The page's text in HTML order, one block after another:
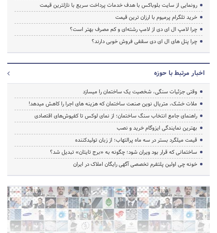
رونمایی از سایت بلوباکس با هدف خدمات پرداخت سریع با نازلترین قیمت
خرید تلگرام پرمیوم با ارزان ترین قیمت
چرا لامپ ال ای دی از لامپ رشته‌ای و کم مصرف بهتر است؟
چرا پنل های ال ای دی سقفی فروش خوبی دارند؟
اخبار مرتبط با حوزه
وقتی جزئیات سنگی، شخصیت یک ساختمان را میسازد
ملات خشک، متریال نوین صنعت ساختمان که هزینه‌ های اجرا را کاهش میدهد!
راهنمای جامع انتخاب سنگ ساختمان؛ از نمای لوکس تا کفپوش‌های اقتصادی
بهترین نمایندگی ایزوگام خرید و نصب
قیمت میلگرد بستر در سه ماه پرالتهاب؛ از زبان تولیدکننده
ساختمانی که قرار بود ویران شود؛ چگونه به «برج تایتان» تبدیل شد؟
خونه چی اولین پلتفرم تخصصی آگهی رایگان املاک در ایران